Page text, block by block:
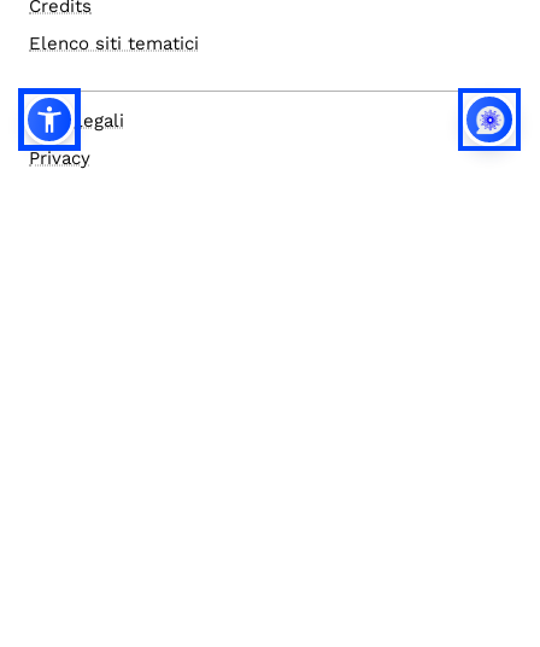
Credits
Elenco siti tematici
Note legali
Privacy